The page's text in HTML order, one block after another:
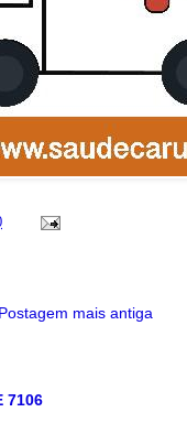
Postagem mais antiga
7106